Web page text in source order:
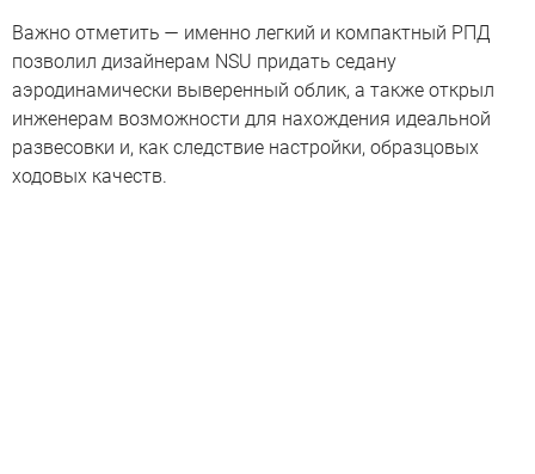
Важно отметить — именно легкий и компактный РПД
позволил дизайнерам NSU придать седану
аэродинамически выверенный облик, а также открыл
инженерам возможности для нахождения идеальной
развесовки и, как следствие настройки, образцовых
ходовых качеств.